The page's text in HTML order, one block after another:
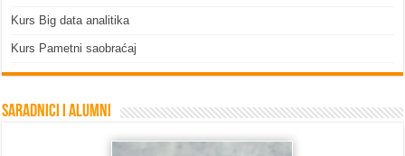
Kurs Big data analitika
Kurs Pametni saobraćaj
Saradnici i Alumni